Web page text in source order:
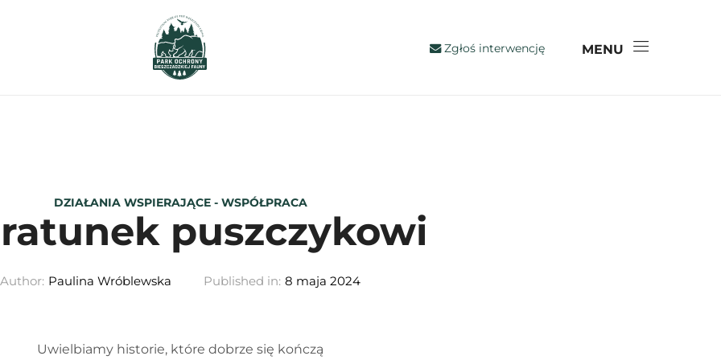
Zgłoś interwencję MENU
DZIAŁANIA WSPIERAJĄCE - WSPÓŁPRACA
puszczykowi
Author: Paulina Wróblewska Published in: 8 maja 2024
Uwielbiamy historie, które dobrze się kończą